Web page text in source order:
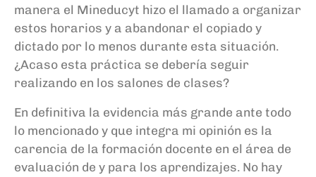
manera el Mineducyt hizo el llamado a organizar
estos horarios y a abandonar el copiado y
dictado por lo menos durante esta situación.
¿Acaso esta práctica se debería seguir
realizando en los salones de clases?
En definitiva la evidencia más grande ante todo
lo mencionadoy que integra mi opinión es la
carencia de la formación docente en el área de
evaluación de y para los aprendizajes. No hay